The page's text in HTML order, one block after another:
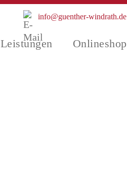
Leistungen Onlineshop
info@guenther-windrath.de